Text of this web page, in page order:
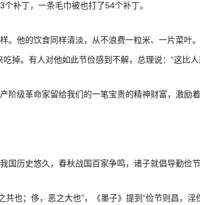
补丁，一条毛巾被也打了54个补丁。
。他的饮食同样清淡，从不浪费一粒米、一片菜
吃掉。有人对他如此节俭感到不解，总理说：“这比
阶级革命家留给我们的一笔宝贵的精神财富，激
国历史悠久，春秋战国百家争鸣，诸子就倡导勤俭节
共也；侈，恶之大也”，《墨子》提到“俭节则昌，